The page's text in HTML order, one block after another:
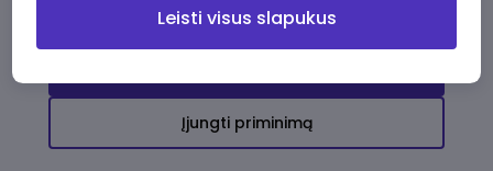
Įjungti priminimą
Leisti visus slapukus